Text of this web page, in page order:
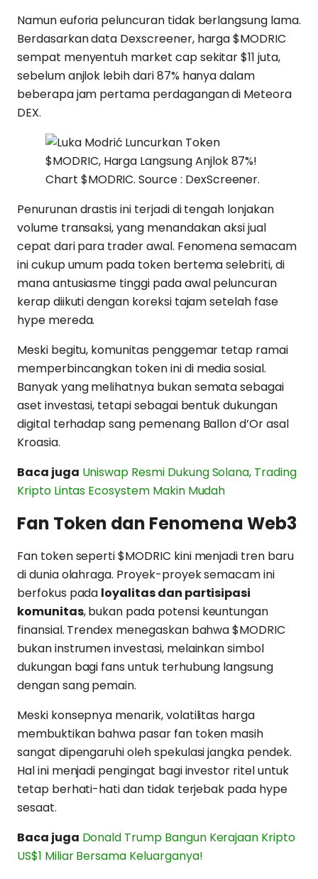
Namun euforia peluncuran tidak berlangsung lama.
Berdasarkan data Dexscreener, harga $MODRIC
sempat menyentuh market cap sekitar $11 juta,
sebelum anjlok lebih dari 87% hanya dalam
beberapa jam pertama perdagangan di Meteora
DEX.
Chart $MODRIC. Source : DexScreener.
Penurunan drastis ini terjadi di tengah lonjakan
volume transaksi, yang menandakan aksi jual
cepat dari para trader awal. Fenomena semacam
ini cukup umum pada token bertema selebriti, di
mana antusiasme tinggi pada awal peluncuran
kerap diikuti dengan koreksi tajam setelah fase
hype mereda.
Meski begitu, komunitas penggemar tetap ramai
memperbincangkan token ini di media sosial.
Banyak yang melihatnya bukan semata sebagai
aset investasi, tetapi sebagai bentuk dukungan
digital terhadap sang pemenang Ballon d’Or asal
Kroasia.
Baca juga Uniswap Resmi Dukung Solana, Trading
Kripto Lintas Ecosystem Makin Mudah
Fan Token dan Fenomena Web3
Fan token seperti $MODRIC kini menjadi tren baru
di dunia olahraga. Proyek-proyek semacam ini
berfokus pada loyalitas dan partisipasi
komunitas, bukan pada potensi keuntungan
finansial. Trendex menegaskan bahwa $MODRIC
bukan instrumen investasi, melainkan simbol
dukungan bagi fans untuk terhubung langsung
dengan sang pemain.
Meski konsepnya menarik, volatilitas harga
membuktikan bahwa pasar fan token masih
sangat dipengaruhi oleh spekulasi jangka pendek.
Hal ini menjadi pengingat bagi investor ritel untuk
tetap berhati-hati dan tidak terjebak pada hype
sesaat.
Baca juga Donald Trump Bangun Kerajaan Kripto
US$1 Miliar Bersama Keluarganya!